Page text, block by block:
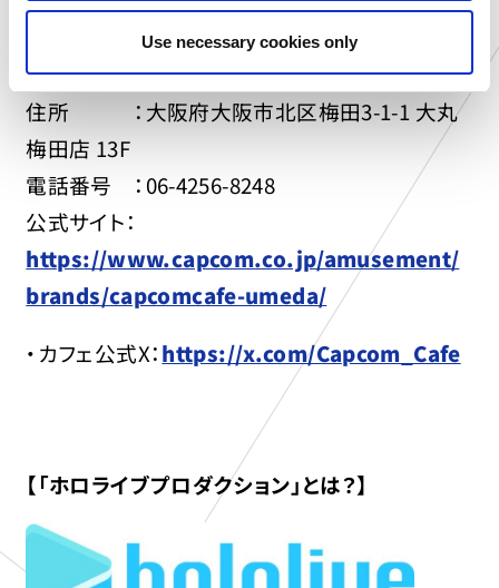
Use necessary cookies only
brands/capcomcafe-ikebukuro/
▼「カプコンストア＆カフェ 梅田店」
住所 ：大阪府大阪市北区梅田3-1-1 大丸
梅田店 13F
電話番号 ：06-4256-8248
公式サイト：
https://www.capcom.co.jp/amusement/
brands/capcomcafe-umeda/
・カフェ公式X：https://x.com/Capcom_Cafe
【「ホロライブプロダクション」とは？】